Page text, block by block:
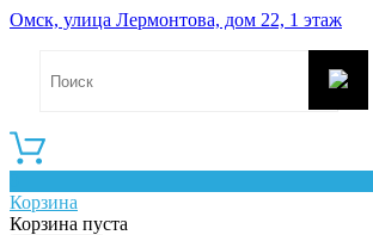
Омск, улица Лермонтова, дом 22, 1 этаж
Корзина
Корзина пуста